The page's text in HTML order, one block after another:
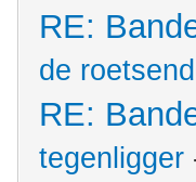
RE:
de
RE:
tegenligger